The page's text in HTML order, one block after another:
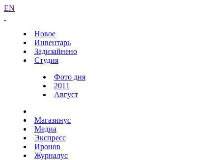
EN
Новое
Инвентарь
Задизайнено
Студия
Фото дня
2011
Август
Магазинус
Медиа
Экспресс
Иронов
Журналус